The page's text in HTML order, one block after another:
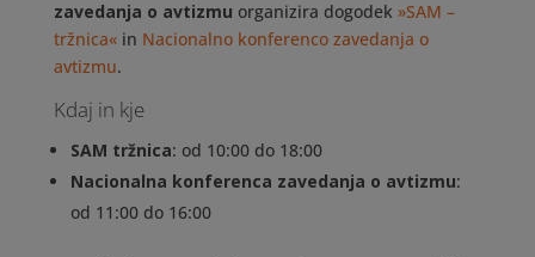
zavedanja o avtizmu organizira dogodek »SAM –
tržnica«in Nacionalno konferenco zavedanja o
avtizmu.
Kdaj in kje
SAM tržnica: od 10:00 do 18:00
Nacionalna konferenca zavedanja o avtizmu:
od 11:00 do 16:00